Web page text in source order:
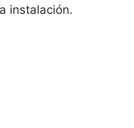
instalación.